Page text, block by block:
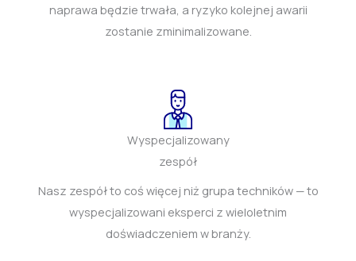
naprawa będzie trwała, a ryzyko kolejnej awarii
zostanie zminimalizowane.
Wyspecjalizowany
zespół
Nasz zespół to coś więcej niż grupa techników — to
wyspecjalizowani eksperci z wieloletnim
doświadczeniem w branży.